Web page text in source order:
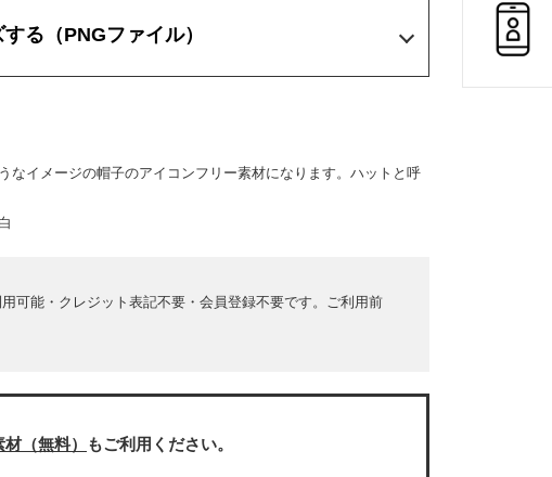
する （PNGファイル）
なイメージの帽子のアイコンフリー素材になります。ハットと呼
可能・クレジット表記不要・会員登録不要です。ご利用前
（無料） もご利用ください。